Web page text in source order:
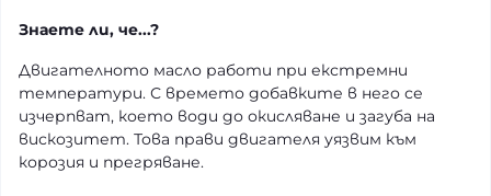
Знаете ли, че...?
Двигателното масло работи при екстремни
температури. С времето добавките в него се
изчерпват, което води до окисляване и загуба на
вискозитет. Това прави двигателя уязвим към
корозия и прегряване.